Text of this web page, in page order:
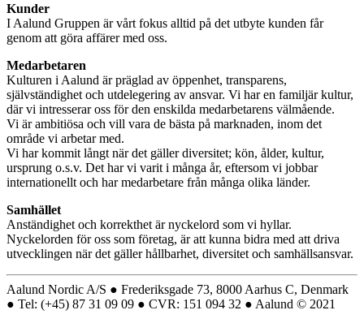
Kunder
I Aalund Gruppen är vårt fokus alltid på det utbyte kunden får
genom att göra affärer med oss.
Medarbetaren
Kulturen i Aalund är präglad av öppenhet, transparens,
självständighet och utdelegering av ansvar. Vi har en familjär kultur,
där vi intresserar oss för den enskilda medarbetarens välmående.
Vi är ambitiösa och vill vara de bästa på marknaden, inom det
område vi arbetar med.
Vi har kommit långt när det gäller diversitet; kön, ålder, kultur,
ursprung o.s.v. Det har vi varit i många år, eftersom vi jobbar
internationellt och har medarbetare från många olika länder.
Samhället
Anständighet och korrekthet är nyckelord som vi hyllar.
Nyckelorden för oss som företag, är att kunna bidra med att driva
utvecklingen när det gäller hållbarhet, diversitet och samhällsansvar.
Aalund Nordic A/S ● Frederiksgade 73, 8000 Aarhus C, Denmark
● Tel: (+45) 87 31 09 09 ● CVR: 151 094 32 ● Aalund © 2021